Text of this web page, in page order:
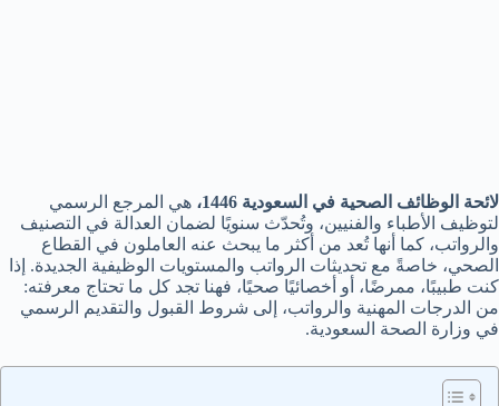
لائحة الوظائف الصحية في السعودية 1446،
هي المرجع الرسمي
لتوظيف الأطباء والفنيين، وتُحدّث سنويًا لضمان العدالة في التصنيف
والرواتب، كما أنها تُعد من أكثر ما يبحث عنه العاملون في القطاع
الصحي، خاصةً مع تحديثات الرواتب والمستويات الوظيفية الجديدة. إذا
كنت طبيبًا، ممرضًا، أو أخصائيًا صحيًا، فهنا تجد كل ما تحتاج معرفته:
من الدرجات المهنية والرواتب، إلى شروط القبول والتقديم الرسمي
في وزارة الصحة السعودية.